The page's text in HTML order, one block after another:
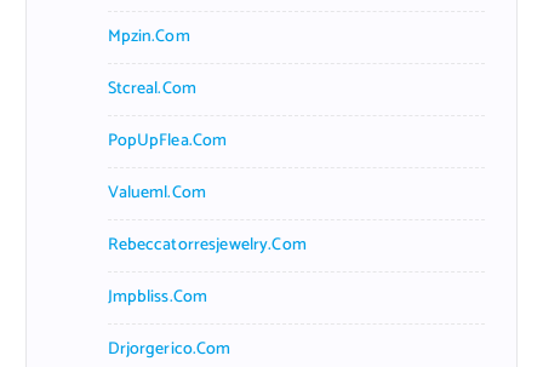
Mpzin.com
Stcreal.com
PopUpFlea.com
Valueml.com
Rebeccatorresjewelry.com
Jmpbliss.com
Drjorgerico.com